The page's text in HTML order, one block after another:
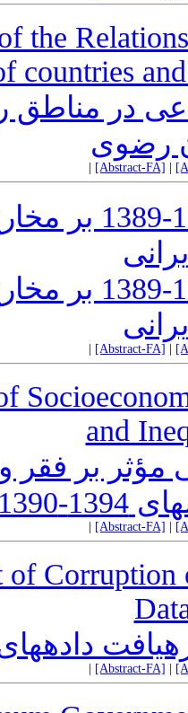
the
countries
در مناطق
رضوی
[Abstract-FA]
تحلیل اثرات رکود
تحلیل اثرات رکود
[Abstract-FA]
and
بر فقر و
1390
[Abstract-FA]
of Corruption
[Abstract-FA]